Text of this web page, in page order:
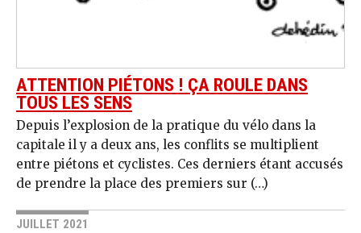
ATTENTION PIÉTONS ! ÇA ROULE DANS
TOUS LES SENS
Depuis l’explosion de la pratique du vélo dans la
capitale il y a deux ans, les conflits se multiplient
entre piétons et cyclistes. Ces derniers étant accusés
de prendre la place des premiers sur (…)
JUILLET 2021